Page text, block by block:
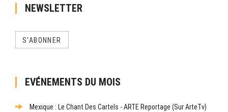
NEWSLETTER
S'ABONNER
EVÉNEMENTS DU MOIS
Mexique : Le Chant Des Cartels - ARTE Reportage (sur ArteTv)